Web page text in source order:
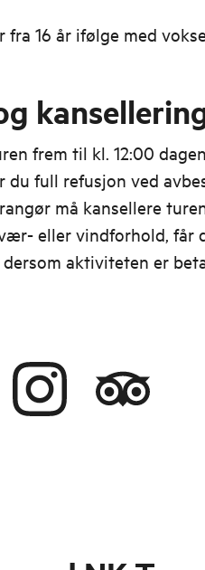
16 år ifølge med
frem til kl. 12:00
du full refusjon ved
må kansellere
eller vindforhold, får
aktiviteten er